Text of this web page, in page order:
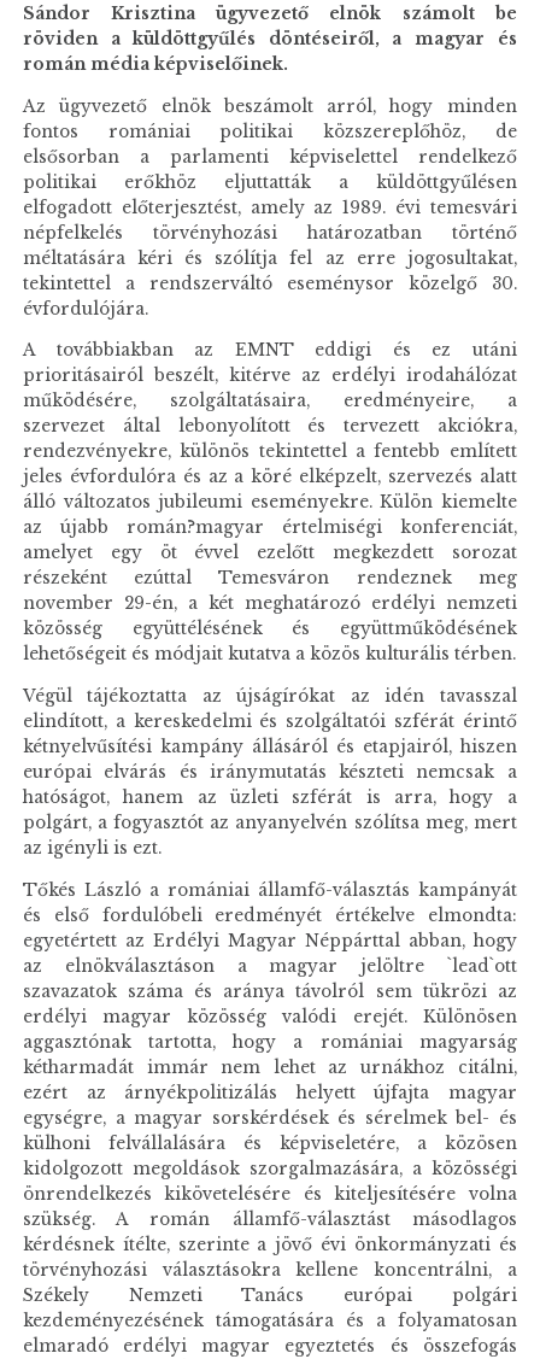
Sándor Krisztina ügyvezető elnök számolt be
röviden a küldöttgyűlés döntéseiről, a magyar és
román média képviselőinek.
Az ügyvezető elnök beszámolt arról, hogy minden
fontos romániai politikai közszereplőhöz, de
elsősorban a parlamenti képviselettel rendelkező
politikai erőkhöz eljuttatták a küldöttgyűlésen
elfogadott előterjesztést, amely az 1989. évi temesvári
népfelkelés törvényhozási határozatban történő
méltatására kéri és szólítja fel az erre jogosultakat,
tekintettel a rendszerváltó eseménysor közelgő 30.
évfordulójára.
A továbbiakban az EMNT eddigi és ez utáni
prioritásairól beszélt, kitérve az erdélyi irodahálózat
működésére, szolgáltatásaira, eredményeire, a
szervezet által lebonyolított és tervezett akciókra,
rendezvényekre, különös tekintettel a fentebb említett
jeles évfordulóra és az a köré elképzelt, szervezés alatt
álló változatos jubileumi eseményekre. Külön kiemelte
az újabb román?magyar értelmiségi konferenciát,
amelyet egy öt évvel ezelőtt megkezdett sorozat
részeként ezúttal Temesváron rendeznek meg
november 29-én, a két meghatározó erdélyi nemzeti
közösség együttélésének és együttműködésének
lehetőségeit és módjait kutatva a közös kulturális térben.
Végül tájékoztatta az újságírókat az idén tavasszal
elindított, a kereskedelmi és szolgáltatói szférát érintő
kétnyelvűsítési kampány állásáról és etapjairól, hiszen
európai elvárás és iránymutatás készteti nemcsak a
hatóságot, hanem az üzleti szférát is arra, hogy a
polgárt, a fogyasztót az anyanyelvén szólítsa meg, mert
az igényli is ezt.
Tőkés László a romániai államfő-választás kampányát
és első fordulóbeli eredményét értékelve elmondta:
egyetértett az Erdélyi Magyar Néppárttal abban, hogy
az elnökválasztáson a magyar jelöltre `lead`ott
szavazatok száma és aránya távolról sem tükrözi az
erdélyi magyar közösség valódi erejét. Különösen
aggasztónak tartotta, hogy a romániai magyarság
kétharmadát immár nem lehet az urnákhoz citálni,
ezért az árnyékpolitizálás helyett újfajta magyar
egységre, a magyar sorskérdések és sérelmek bel- és
külhoni felvállalására és képviseletére, a közösen
kidolgozott megoldások szorgalmazására, a közösségi
önrendelkezés kikövetelésére és kiteljesítésére volna
szükség. A román államfő-választást másodlagos
kérdésnek ítélte, szerinte a jövő évi önkormányzati és
törvényhozási választásokra kellene koncentrálni, a
Székely Nemzeti Tanács európai polgári
kezdeményezésének támogatására és a folyamatosan
elmaradó erdélyi magyar egyeztetés és összefogás